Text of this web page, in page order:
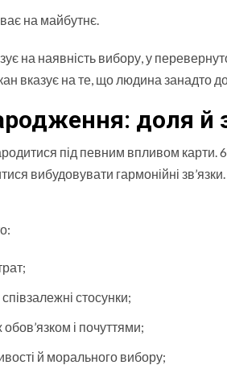
на майбутнє.
на наявність вибору, у
вказує на те, що людина занадто
доля й
під певним впливом
вибудовувати гармонійні зв’язки.
стосунки;
і почуттями;
й морального вибору;